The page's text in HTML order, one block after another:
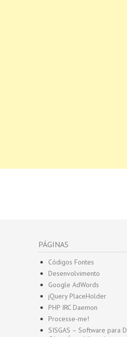
PÁGINAS
Códigos Fontes
Desenvolvimento
Google AdWords
jQuery PlaceHolder
PHP IRC Daemon
Processe-me!
SISGAS – Software para